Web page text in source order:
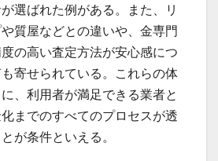
選ばれた例がある。また、リ
質屋などとの違いや、金専門
の高い査定方法が安心感につ
寄せられている。これらの体
、利用者が満足できる業者と
までのすべてのプロセスが透
が条件といえる。